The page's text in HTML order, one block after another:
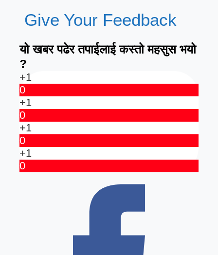
Give Your Feedback
यो खबर पढेर तपाईलाई कस्तो महसुस भयो
?
+1
0
+1
0
+1
0
+1
0